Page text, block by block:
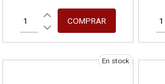
En stock